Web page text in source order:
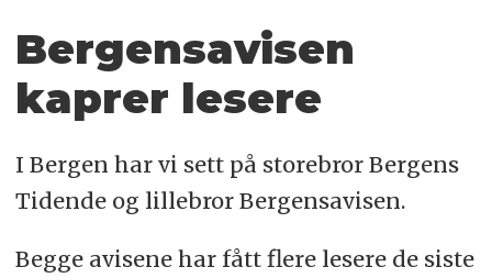
Bergensavisen
kaprer lesere
I Bergen har vi sett på storebror Bergens
Tidende og lillebror Bergensavisen.
Begge avisene har fått flere lesere de siste